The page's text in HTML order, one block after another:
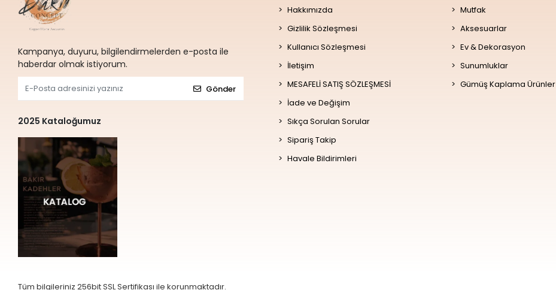
Kampanya, duyuru, bilgilendirmelerden e-posta ile
haberdar olmak istiyorum.
Gönder
2025 Kataloğumuz
Hakkımızda
Gizlilik Sözleşmesi
Kullanıcı Sözleşmesi
İletişim
MESAFELİ SATIŞ SÖZLEŞMESİ
İade ve Değişim
Sıkça Sorulan Sorular
Sipariş Takip
Havale Bildirimleri
Mutfak
Aksesuarlar
Ev & Dekorasyon
Sunumluklar
Gümüş Kaplama Ürünler
Tüm bilgileriniz 256bit SSL Sertifikası ile korunmaktadır.